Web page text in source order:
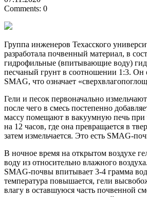
Comments: 0
Группа инженеров Техасского
разработала почвенный материал, в
гидрофильные (впитывающие воду)
песчаный грунт в соотношении 1:3. Он
SMAG, что означает
Гели и песок первоначально
после чего в смесь постепенно
массу помещают в вакуумную печь при
на 12 часов, где она превращается в
затем измельчается. Это есть SMAG-
В ночное время на открытом воздухе
воду из относительно влажного
SMAG-почвы впитывает 3-4 грамма
температура повышается, гели
влагу в оставшуюся часть почвенной